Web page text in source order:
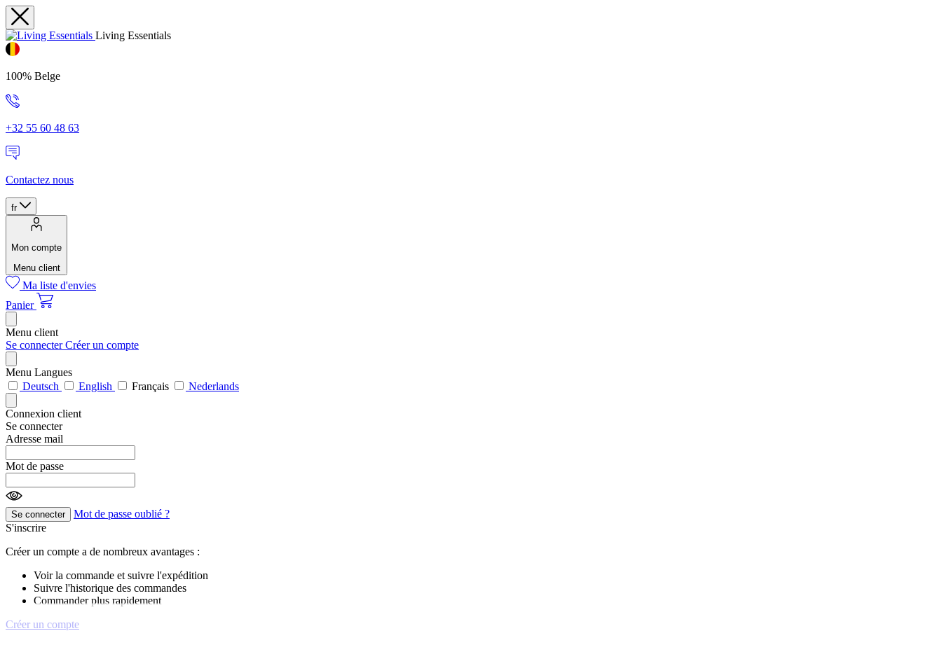
Living Essentials
100% Belge
+32 55 60 48 63
Contactez nous
fr
Mon compte
Menu client
Ma liste d'envies
Panier
Menu client
Se connecterCréer un compte
Menu Langues
Deutsch
English Français Nederlands
Connexion client
Se connecter
Adresse mail
Mot de passe
Se connecter
Mot de passe oublié ?
S'inscrire
Créer un compte a de nombreux avantages :
Voir la commande et suivre l'expédition
Suivre l'historique des commandes
Commander plus rapidement
Créer un compte